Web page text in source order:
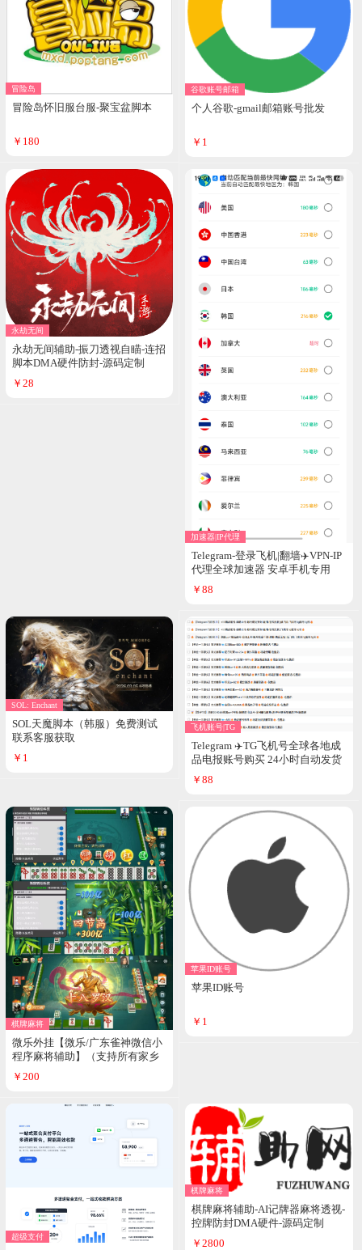
冒险岛
冒险岛怀旧服台服-聚宝盆脚本
￥180
谷歌账号邮箱
个人谷歌-gmail邮箱账号批发
￥1
永劫无间
永劫无间辅助-振刀透视自瞄-连招
脚本DMA硬件防封-源码定制
￥28
加速器|IP代理
Telegram-登录飞机|翻墙✈️VPN-IP
代理全球加速器 安卓手机专用
【无广告、不限速、无限流量】
￥88
SOL: Enchant
SOL天魔脚本（韩服）免费测试
联系客服获取
￥1
飞机账号|TG
Telegram ✈️TG飞机号全球各地成
品电报账号购买 24小时自动发货
￥88
棋牌麻将
微乐外挂【微乐/广东雀神微信小
程序麻将辅助】（支持所有家乡
玩法）增加自摸率-增加好牌率-增
￥200
苹果ID账号
苹果ID账号
￥1
超级支付
棋牌麻将
棋牌麻将辅助-AI记牌器麻将透视-
控牌防封DMA硬件-源码定制
￥2800